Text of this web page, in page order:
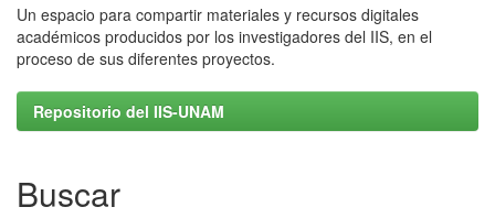
Un espacio para compartir materiales y recursos digitales
académicos producidos por los investigadores del IIS, en el
proceso de sus diferentes proyectos.
Repositorio del IIS-UNAM
Buscar